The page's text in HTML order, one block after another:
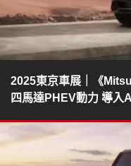
2025東京車展｜《
四馬達PHEV動力 導入